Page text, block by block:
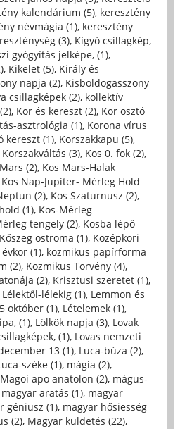
kalendárium (5), keresztény
névmágia (1), keresztény
(3), Kígyó csillagkép,
gyógyítás jelképe, (1),
, Kikelet (5), Király és
napja (2), Kisboldogasszony
csillagképek (2), kollektív
, Kör és kereszt (2), Kör osztó
asztrológia (1), Korona vírus
kereszt (1), Korszakkapu (5),
Korszakváltás (3), Kos 0. fok (2),
(2), Kos Mars-Halak
Kos Nap-Jupiter- Mérleg Hold
(2), Kos Szaturnusz (2),
(1), Kos-Mérleg
tengely (2), Kosba lépő
Kőszeg ostroma (1), Középkori
(1), kozmikus papírforma
(2), Kozmikus Törvény (4),
(2), Krisztusi szeretet (1),
Lélektől-lélekig (1), Lemmon és
október (1), Lételemek (1),
(1), Lölkök napja (3), Lovak
(1), Lovas nemzeti
13 (1), Luca-búza (2),
széke (1), mágia (2),
Magoi apo anatolon (2), mágus-
magyar aratás (1), magyar
géniusz (1), magyar hősiesség
(2), Magyar küldetés (22),